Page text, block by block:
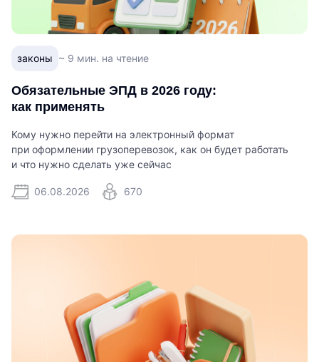
законы ~ 9 мин. на чтение
Обязательные ЭПД в 2026 году:
как применять
Кому нужно перейти на электронный формат
при оформлении грузоперевозок, как он будет работать
и что нужно сделать уже сейчас
06.08.2026 670